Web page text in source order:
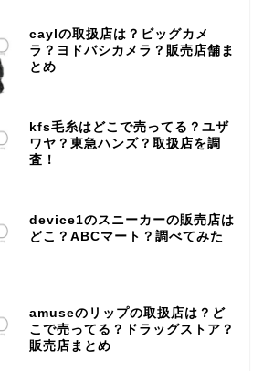
caylの取扱店は？ビッグカメ
ラ？ヨドバシカメラ？販売店舗ま
とめ
kfs毛糸はどこで売ってる？ユザ
ワヤ？東急ハンズ？取扱店を調
査！
device1のスニーカーの販売店は
どこ？ABCマート？調べてみた
amuseのリップの取扱店は？ど
こで売ってる？ドラッグストア？
販売店まとめ